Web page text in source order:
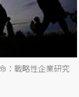
：戰略性企業研究